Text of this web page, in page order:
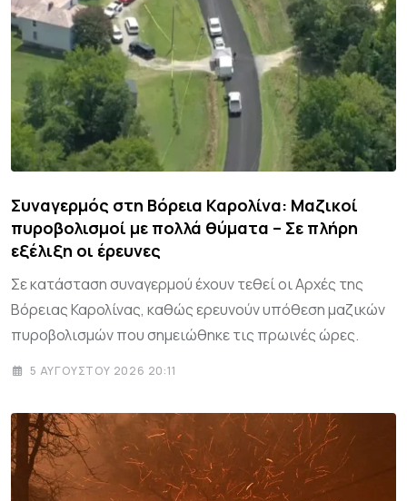
Συναγερμός στη Βόρεια Καρολίνα: Μαζικοί
πυροβολισμοί με πολλά θύματα – Σε πλήρη
εξέλιξη οι έρευνες
Σε κατάσταση συναγερμού έχουν τεθεί οι Αρχές της
Βόρειας Καρολίνας, καθώς ερευνούν υπόθεση μαζικών
πυροβολισμών που σημειώθηκε τις πρωινές ώρες.
5 ΑΥΓΟΎΣΤΟΥ 2026 20:11